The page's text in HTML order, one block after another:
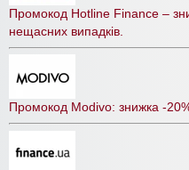
Промокод Hotline Finance –
нещасних випадків.
Промокод Modivo: знижка -